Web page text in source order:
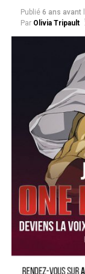
Publié 6 ans avant
Par Olivia Tripault